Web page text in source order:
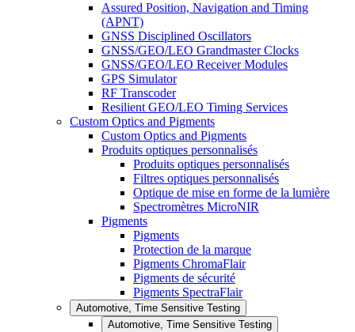
Assured Position, Navigation and Timing
(APNT)
GNSS Disciplined Oscillators
GNSS/GEO/LEO Grandmaster Clocks
GNSS/GEO/LEO Receiver Modules
GPS Simulator
RF Transcoder
Resilient GEO/LEO Timing Services
Custom Optics and Pigments
Custom Optics and Pigments
Produits optiques personnalisés
Produits optiques personnalisés
Filtres optiques personnalisés
Optique de mise en forme de la lumière
Spectromètres MicroNIR
Pigments
Pigments
Protection de la marque
Pigments ChromaFlair
Pigments de sécurité
Pigments SpectraFlair
Automotive, Time Sensitive Testing
Automotive, Time Sensitive Testing